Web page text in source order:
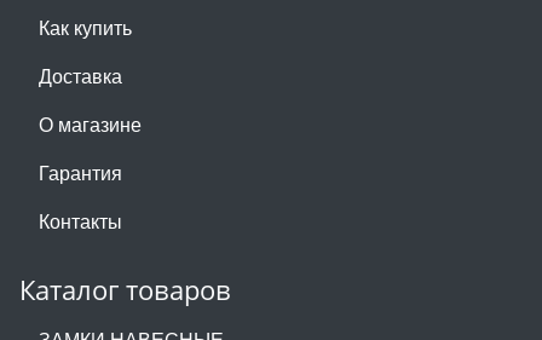
Как купить
Доставка
О магазине
Гарантия
Контакты
Каталог товаров